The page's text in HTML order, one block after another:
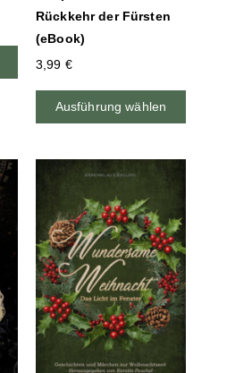
Rückkehr der Fürsten
(eBook)
3,99 €
Ausführung wählen